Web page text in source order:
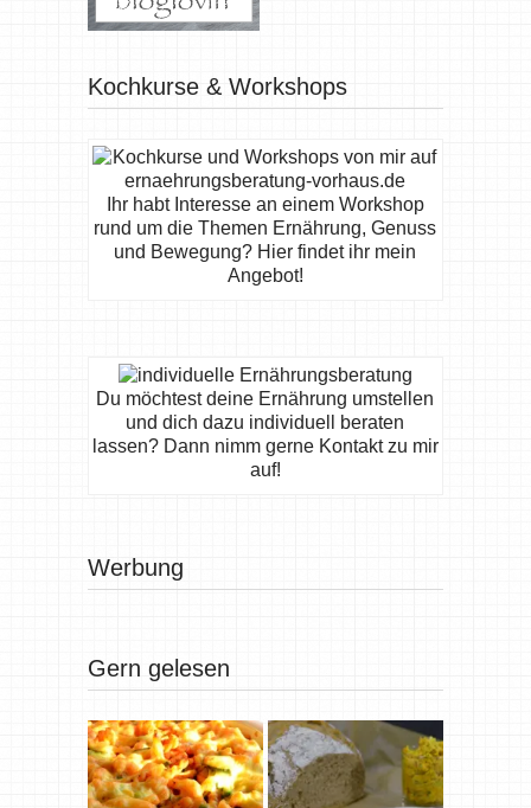
Kochkurse & Workshops
Ihr habt Interesse an einem Workshop
rund um die Themen Ernährung, Genuss
und Bewegung? Hier findet ihr mein
Angebot!
Du möchtest deine Ernährung umstellen
und dich dazu individuell beraten
lassen? Dann nimm gerne Kontakt zu mir
auf!
Werbung
Gern gelesen